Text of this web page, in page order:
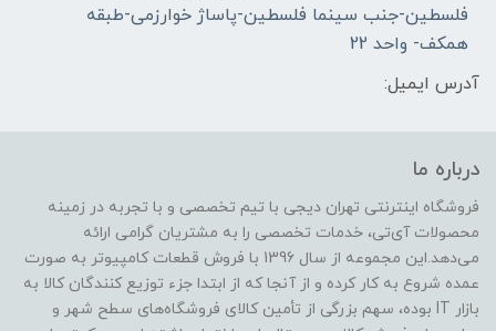
فلسطین-جنب سینما فلسطین-پاساژ خوارزمی-طبقه
همکف- واحد 22
آدرس ایمیل:
درباره ما
فروشگاه اینترنتی تهران دیجی با تیم تخصصی و با تجربه در زمینه
محصولات آی‌تی، خدمات تخصصی را به مشتریان گرامی ارائه
می‌دهد.این مجموعه از سال 1396 با فروش قطعات کامپیوتر به صورت
عمده شروع به کار کرده و از آنجا که از ابتدا جزء توزیع کنندگان کالا به
بازار IT بوده، سهم بزرگی از تأمین کالای فروشگاه‌های سطح شهر و